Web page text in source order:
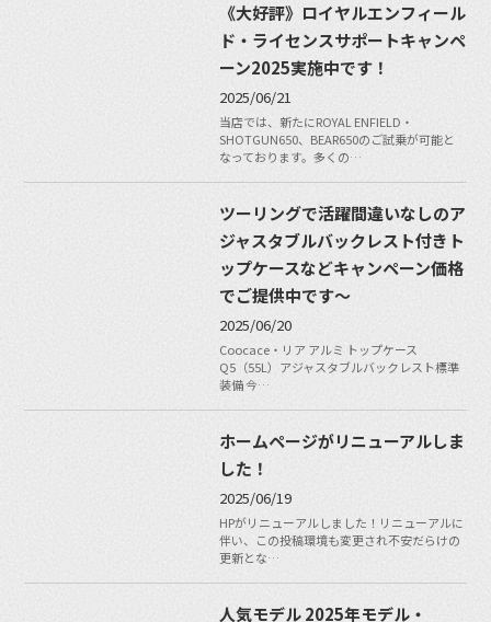
《大好評》ロイヤルエンフィール
ド・ライセンスサポートキャンペ
ーン2025実施中です！
2025/06/21
当店では、新たにROYAL ENFIELD・
SHOTGUN650、BEAR650のご試乗が可能と
なっております。多くの…
ツーリングで活躍間違いなしのア
ジャスタブルバックレスト付きト
ップケースなどキャンペーン価格
でご提供中です〜
2025/06/20
Coocace・リア アルミ トップケース
Q5（55L）アジャスタブルバックレスト標準
装備 今…
ホームページがリニューアルしま
した！
2025/06/19
HPがリニューアルしました！リニューアルに
伴い、この投稿環境も変更され不安だらけの
更新とな…
人気モデル 2025年モデル・